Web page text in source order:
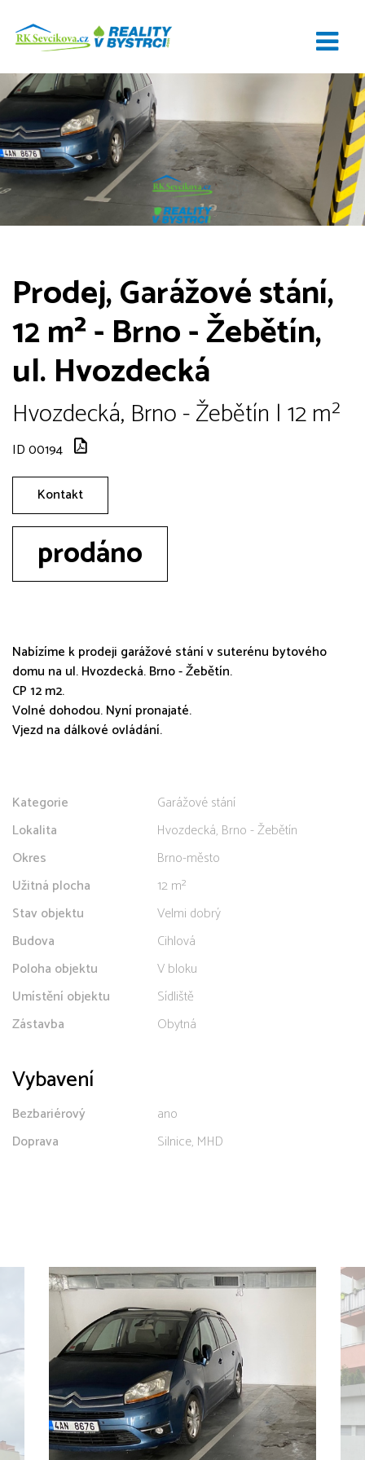
Prodej, Garážové stání,
12 m² - Brno - Žebětín,
ul. Hvozdecká
Hvozdecká, Brno - Žebětín | 12 m²
ID 00194
Kontakt
prodáno
Nabízíme k prodeji garážové stání v suterénu bytového
domu na ul. Hvozdecká. Brno - Žebětín.
CP 12 m2.
Volné dohodou. Nyní pronajaté.
Vjezd na dálkové ovládání.
Kategorie
Garážové stání
Lokalita
Hvozdecká, Brno - Žebětín
Okres
Brno-město
Užitná plocha
12 m²
Stav objektu
Velmi dobrý
Budova
Cihlová
Poloha objektu
V bloku
Umístění objektu
Sídliště
Zástavba
Obytná
Vybavení
Bezbariérový
ano
Doprava
Silnice, MHD